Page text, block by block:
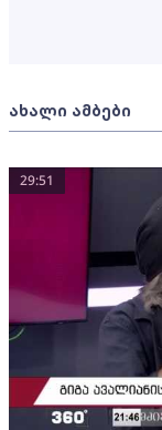
ახალი ამბები
29:51